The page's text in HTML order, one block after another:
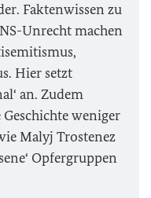
Faktenwissen zu
Unrecht machen
Hier setzt
an. Zudem
weniger
Malyj Trostenez
Opfergruppen